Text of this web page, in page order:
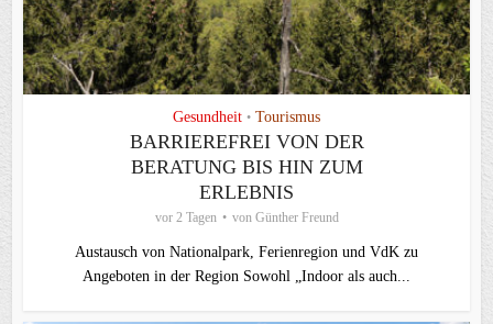
Gesundheit • Tourismus
BARRIEREFREI VON DER
BERATUNG BIS HIN ZUM
ERLEBNIS
vor 2 Tagen von Günther Freund
Austausch von Nationalpark, Ferienregion und VdK zu
Angeboten in der Region Sowohl „Indoor als auch...